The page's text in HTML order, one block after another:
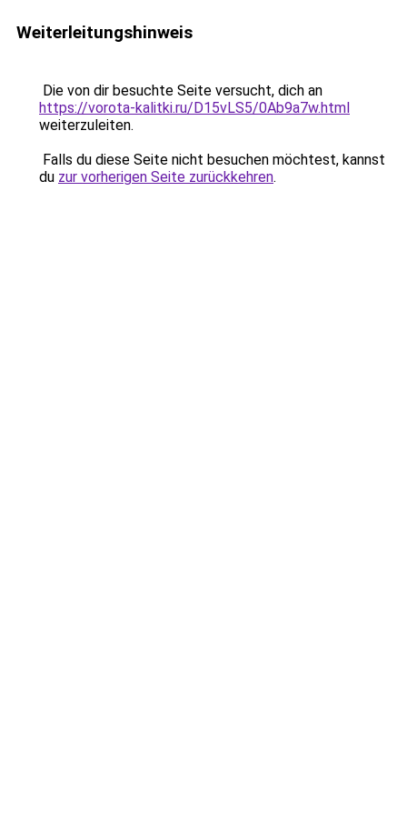
Weiterleitungshinweis
Die von dir besuchte Seite versucht, dich an
https://vorota-kalitki.ru/D15vLS5/0Ab9a7w.html
weiterzuleiten.
Falls du diese Seite nicht besuchen möchtest, kannst
du zur vorherigen Seite zurückkehren.